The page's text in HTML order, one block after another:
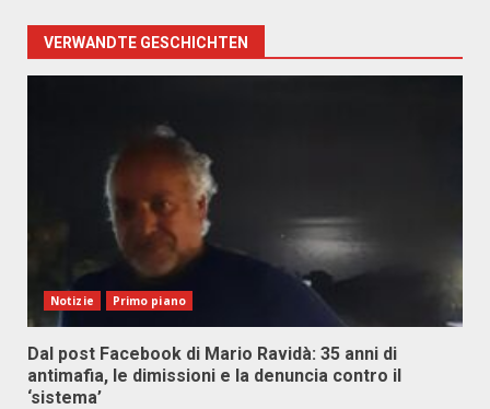
VERWANDTE GESCHICHTEN
Notizie Primo piano
Dal post Facebook di Mario Ravidà: 35 anni di
antimafia, le dimissioni e la denuncia contro il
‘sistema’